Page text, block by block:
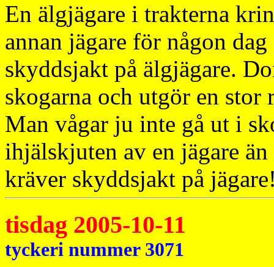
En älgjägare i trakterna
annan jägare för någon
skyddsjakt på älgjägare.
skogarna och utgör en
Man vågar ju inte gå ut i
ihjälskjuten av en jägare
kräver skyddsjakt på
tisdag 2005-10-11
tyckeri nummer 3071